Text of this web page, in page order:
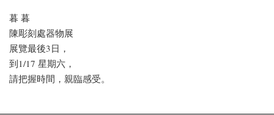
暮 暮
陳彫刻處器物展
展覽最後3日，
到1/17 星期六，
請把握時間，親臨感受。